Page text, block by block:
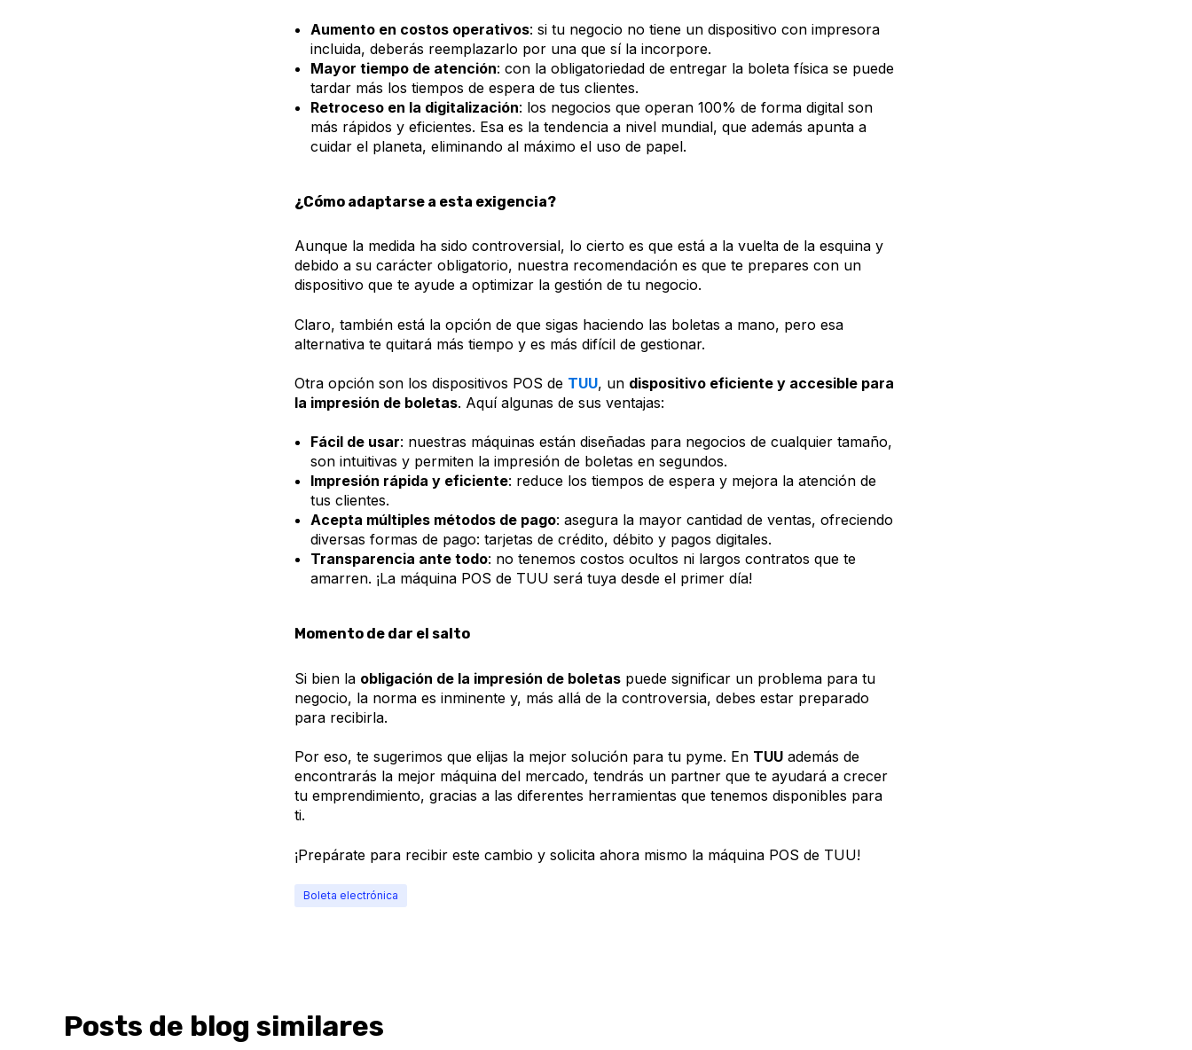
Aumento en costos operativos: si tu negocio no tiene un dispositivo con impresora
incluida, deberás reemplazarlo por una que sí la incorpore.
Mayor tiempo de atención: con la obligatoriedad de entregar la boleta física se puede
tardar más los tiempos de espera de tus clientes.
Retroceso en la digitalización: los negocios que operan 100% de forma digital son
más rápidos y eficientes. Esa es la tendencia a nivel mundial, que además apunta a
cuidar el planeta, eliminando al máximo el uso de papel.
¿Cómo adaptarse a esta exigencia?
Aunque la medida ha sido controversial, lo cierto es que está a la vuelta de la esquina y
debido a su carácter obligatorio, nuestra recomendación es que te prepares con un
dispositivo que te ayude a optimizar la gestión de tu negocio.
Claro, también está la opción de que sigas haciendo las boletas a mano, pero esa
alternativa te quitará más tiempo y es más difícil de gestionar.
Otra opción son los dispositivos POS de TUU, un dispositivo eficiente y accesible para
la impresión de boletas. Aquí algunas de sus ventajas:
Fácil de usar: nuestras máquinas están diseñadas para negocios de cualquier tamaño,
son intuitivas y permiten la impresión de boletas en segundos.
Impresión rápida y eficiente: reduce los tiempos de espera y mejora la atención de
tus clientes.
Acepta múltiples métodos de pago: asegura la mayor cantidad de ventas, ofreciendo
diversas formas de pago: tarjetas de crédito, débito y pagos digitales.
Transparencia ante todo: no tenemos costos ocultos ni largos contratos que te
amarren. ¡La máquina POS de TUU será tuya desde el primer día!
Momento de dar el salto
Si bien la obligación de la impresión de boletas puede significar un problema para tu
negocio, la norma es inminente y, más allá de la controversia, debes estar preparado
para recibirla.
Por eso, te sugerimos que elijas la mejor solución para tu pyme. En TUU además de
encontrarás la mejor máquina del mercado, tendrás un partner que te ayudará a crecer
tu emprendimiento, gracias a las diferentes herramientas que tenemos disponibles para
ti.
¡Prepárate para recibir este cambio y solicita ahora mismo la máquina POS de TUU!
Boleta electrónica
Posts de blog similares